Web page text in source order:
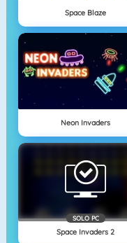
Space Blaze
Neon Invaders
SOLO PC
Space Invaders 2